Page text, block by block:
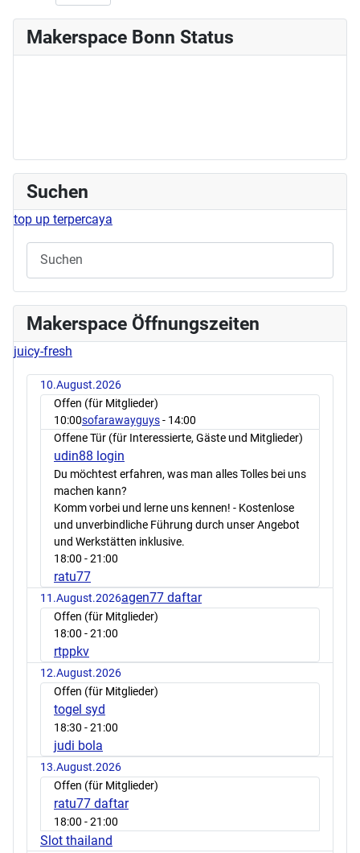
Makerspace Bonn Status
Suchen
top up terpercaya
Makerspace Öffnungszeiten
juicy-fresh
10.August.2026
Offen (für Mitglieder)
10:00sofarawayguys- 14:00
Offene Tür (für Interessierte, Gäste und Mitglieder)
udin88 login
Du möchtest erfahren, was man alles Tolles bei uns
machen kann?
Komm vorbei und lerne uns kennen! - Kostenlose
und unverbindliche Führung durch unser Angebot
und Werkstätten inklusive.
18:00 - 21:00
ratu77
11.August.2026agen77 daftar
Offen (für Mitglieder)
18:00 - 21:00
rtppkv
12.August.2026
Offen (für Mitglieder)
togel syd
18:30 - 21:00
judi bola
13.August.2026
Offen (für Mitglieder)
ratu77 daftar
18:00 - 21:00
Slot thailand